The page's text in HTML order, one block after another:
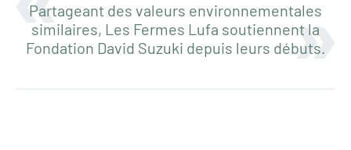
Partageant des valeurs environnementales
similaires, Les Fermes Lufa soutiennent la
Fondation David Suzuki depuis leurs débuts.